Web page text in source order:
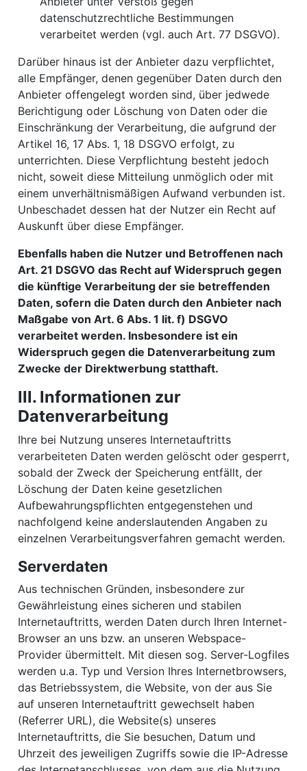
datenschutzrechtliche Bestimmungen
verarbeitet werden (vgl. auch Art. 77 DSGVO).
Darüber hinaus ist der Anbieter dazu verpflichtet,
alle Empfänger, denen gegenüber Daten durch den
Anbieter offengelegt worden sind, über jedwede
Berichtigung oder Löschung von Daten oder die
Einschränkung der Verarbeitung, die aufgrund der
Artikel 16, 17 Abs. 1, 18 DSGVO erfolgt, zu
unterrichten. Diese Verpflichtung besteht jedoch
nicht, soweit diese Mitteilung unmöglich oder mit
einem unverhältnismäßigen Aufwand verbunden ist.
Unbeschadet dessen hat der Nutzer ein Recht auf
Auskunft über diese Empfänger.
Ebenfalls haben die Nutzer und Betroffenen nach
Art. 21 DSGVO das Recht auf Widerspruch gegen
die künftige Verarbeitung der sie betreffenden
Daten, sofern die Daten durch den Anbieter nach
Maßgabe von Art. 6 Abs. 1 lit. f) DSGVO
verarbeitet werden. Insbesondere ist ein
Widerspruch gegen die Datenverarbeitung zum
Zwecke der Direktwerbung statthaft.
III. Informationen zur
Datenverarbeitung
Ihre bei Nutzung unseres Internetauftritts
verarbeiteten Daten werden gelöscht oder gesperrt,
sobald der Zweck der Speicherung entfällt, der
Löschung der Daten keine gesetzlichen
Aufbewahrungspflichten entgegenstehen und
nachfolgend keine anderslautenden Angaben zu
einzelnen Verarbeitungsverfahren gemacht werden.
Serverdaten
Aus technischen Gründen, insbesondere zur
Gewährleistung eines sicheren und stabilen
Internetauftritts, werden Daten durch Ihren Internet-
Browser an uns bzw. an unseren Webspace-
Provider übermittelt. Mit diesen sog. Server-Logfiles
werden u.a. Typ und Version Ihres Internetbrowsers,
das Betriebssystem, die Website, von der aus Sie
auf unseren Internetauftritt gewechselt haben
(Referrer URL), die Website(s) unseres
Internetauftritts, die Sie besuchen, Datum und
Uhrzeit des jeweiligen Zugriffs sowie die IP-Adresse